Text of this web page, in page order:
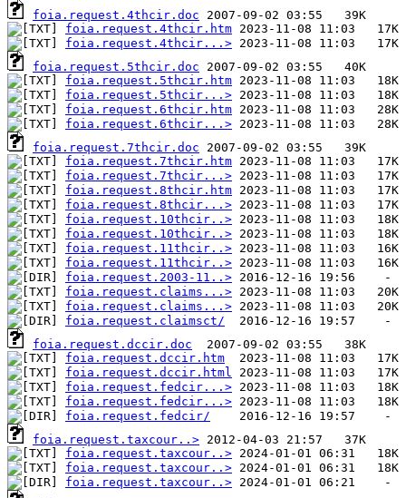
foia.request.4thcir.doc
foia.request.4thcir.htm
foia.request.4thcir...>
foia.request.5thcir.doc
foia.request.5thcir.htm
foia.request.5thcir...>
foia.request.6thcir.htm
foia.request.6thcir...>
foia.request.7thcir.doc
foia.request.7thcir.htm
foia.request.7thcir...>
foia.request.8thcir.htm
foia.request.8thcir...>
foia.request.10thcir..>
foia.request.10thcir..>
foia.request.11thcir..>
foia.request.11thcir..>
foia.request.2003-11..>
foia.request.claims...>
foia.request.claims...>
foia.request.claimsct/
foia.request.dccir.doc
foia.request.dccir.htm
foia.request.dccir.html
foia.request.fedcir...>
foia.request.fedcir...>
foia.request.fedcir/
foia.request.taxcour..>
foia.request.taxcour..>
foia.request.taxcour..>
foia.request.taxcour..>